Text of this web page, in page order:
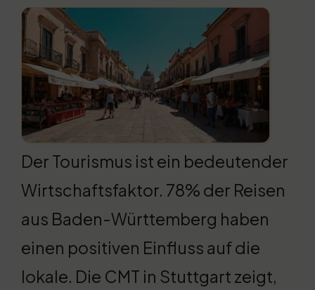
Der Tourismus ist ein bedeutender
Wirtschaftsfaktor. 78% der Reisen
aus Baden-Württemberg haben
einen positiven Einfluss auf die
lokale. Die CMT in Stuttgart zeigt,